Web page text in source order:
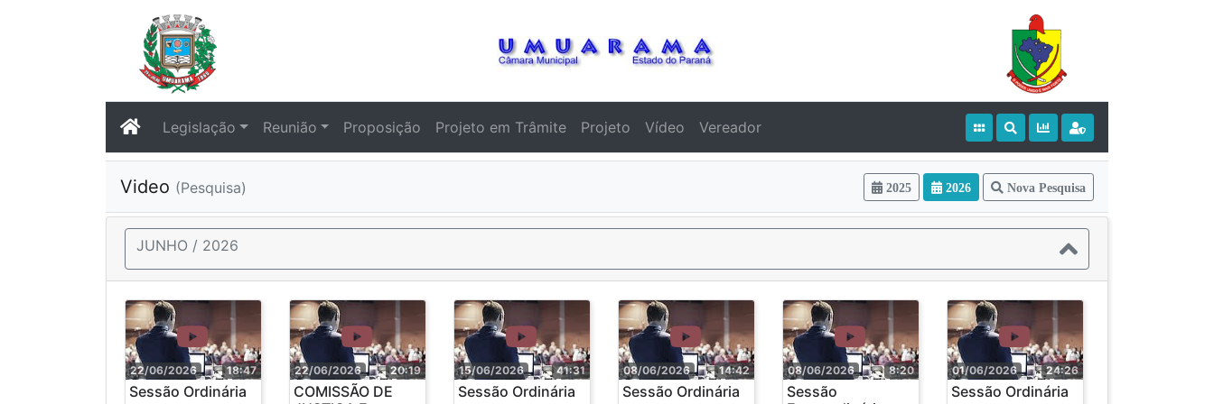
Legislação Reunião Proposição Projeto em Trâmite Projeto Vídeo Vereador
Video (Pesquisa) 2025 2026 Nova Pesquisa
JUNHO / 2026
18:47
22/06/2026
Sessão Ordinária
20:19
22/06/2026
COMISSÃO DE
41:31
15/06/2026
Sessão Ordinária
14:42
08/06/2026
Sessão Ordinária
8:20
08/06/2026
Sessão
24:26
01/06/2026
Sessão Ordinária